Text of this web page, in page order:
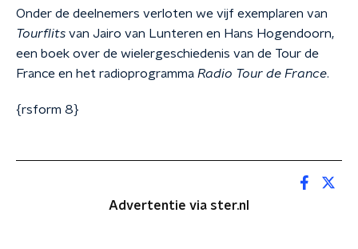
Onder de deelnemers verloten we vijf exemplaren van
Tourflits van Jairo van Lunteren en Hans Hogendoorn,
een boek over de wielergeschiedenis van de Tour de
France en het radioprogramma Radio Tour de France.
{rsform 8}
Advertentie via ster.nl